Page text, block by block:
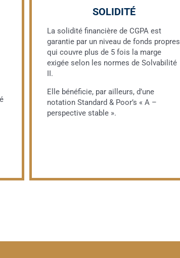
SOLIDITÉ
La solidité financière de CGPA est
garantie par un niveau de fonds propres
qui couvre plus de 5 fois la marge
exigée selon les normes de Solvabilité
II.
Elle bénéficie, par ailleurs, d’une
notation Standard & Poor’s « A –
perspective stable ».